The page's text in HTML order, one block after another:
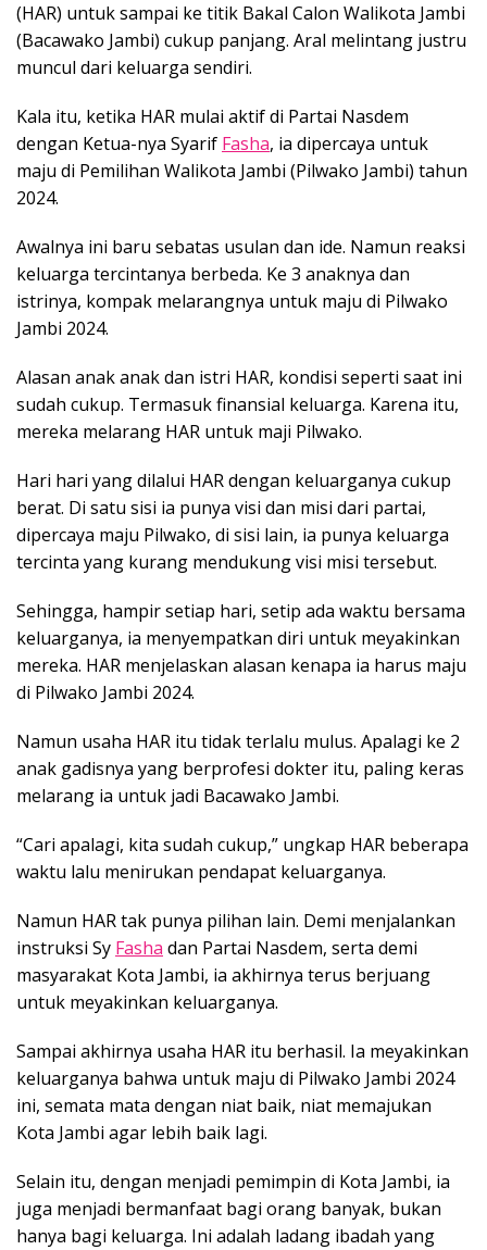
(HAR) untuk sampai ke titik Bakal Calon Walikota Jambi
(Bacawako Jambi) cukup panjang. Aral melintang justru
muncul dari keluarga sendiri.
Kala itu, ketika HAR mulai aktif di Partai Nasdem
dengan Ketua-nya Syarif Fasha, ia dipercaya untuk
maju di Pemilihan Walikota Jambi (Pilwako Jambi) tahun
2024.
Awalnya ini baru sebatas usulan dan ide. Namun reaksi
keluarga tercintanya berbeda. Ke 3 anaknya dan
istrinya, kompak melarangnya untuk maju di Pilwako
Jambi 2024.
Alasan anak anak dan istri HAR, kondisi seperti saat ini
sudah cukup. Termasuk finansial keluarga. Karena itu,
mereka melarang HAR untuk maji Pilwako.
Hari hari yang dilalui HAR dengan keluarganya cukup
berat. Di satu sisi ia punya visi dan misi dari partai,
dipercaya maju Pilwako, di sisi lain, ia punya keluarga
tercinta yang kurang mendukung visi misi tersebut.
Sehingga, hampir setiap hari, setip ada waktu bersama
keluarganya, ia menyempatkan diri untuk meyakinkan
mereka. HAR menjelaskan alasan kenapa ia harus maju
di Pilwako Jambi 2024.
Namun usaha HAR itu tidak terlalu mulus. Apalagi ke 2
anak gadisnya yang berprofesi dokter itu, paling keras
melarang ia untuk jadi Bacawako Jambi.
“Cari apalagi, kita sudah cukup,” ungkap HAR beberapa
waktu lalu menirukan pendapat keluarganya.
Namun HAR tak punya pilihan lain. Demi menjalankan
instruksi Sy Fasha dan Partai Nasdem, serta demi
masyarakat Kota Jambi, ia akhirnya terus berjuang
untuk meyakinkan keluarganya.
Sampai akhirnya usaha HAR itu berhasil. Ia meyakinkan
keluarganya bahwa untuk maju di Pilwako Jambi 2024
ini, semata mata dengan niat baik, niat memajukan
Kota Jambi agar lebih baik lagi.
Selain itu, dengan menjadi pemimpin di Kota Jambi, ia
juga menjadi bermanfaat bagi orang banyak, bukan
hanya bagi keluarga. Ini adalah ladang ibadah yang